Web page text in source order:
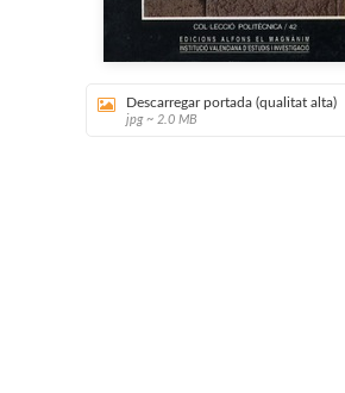
Descarregar portada (qualitat alta)
jpg ~ 2.0 MB